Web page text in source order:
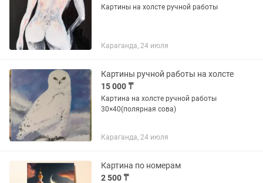
Картины на холсте ручной работы
Караганда, 24 июля
Картины ручной работы на холсте
15 000 ₸
Картина на холсте ручной работы
30×40(полярная сова)
Караганда, 24 июля
Картина по номерам
2 500 ₸